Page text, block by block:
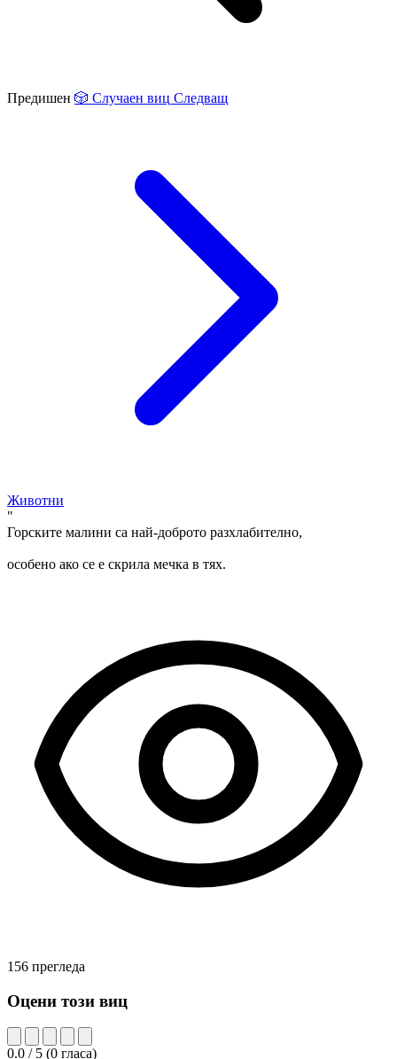
Предишен 🎲 Случаен виц Следващ
Животни
"
Горските малини са най-доброто разхлабително,
особено ако се е скрила мечка в тях.
156 прегледа
Оцени този виц
0.0 / 5 (0 гласа)